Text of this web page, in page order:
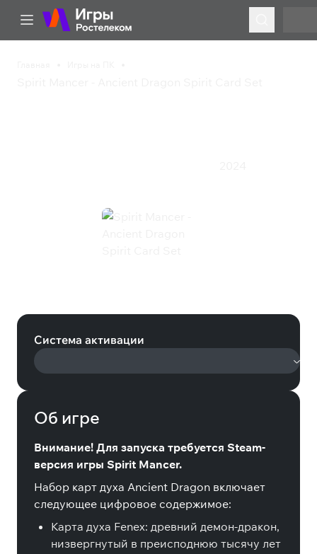
Система активации
Об игре
Внимание! Для запуска требуется Steam-
версия игры Spirit Mancer.
Набор карт духа Ancient Dragon включает
следующее цифровое содержимое:
Карта духа Fenex: древний демон-дракон,
низвергнутый в преисподнюю тысячу лет